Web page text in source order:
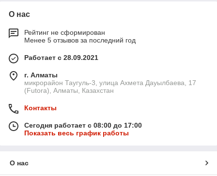
О нас
Рейтинг не сформирован
Менее 5 отзывов за последний год
Работает с 28.09.2021
г. Алматы
микрорайон Таугуль-3, улица Ахмета Дауылбаева, 17
(Futora), Алматы, Казахстан
Контакты
Сегодня работает с 08:00 до 17:00
Показать весь график работы
О нас